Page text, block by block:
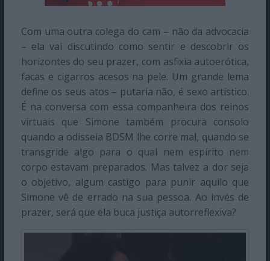
Com uma outra colega do cam – não da advocacia
– ela vai discutindo como sentir e descobrir os
horizontes do seu prazer, com asfixia autoerótica,
facas e cigarros acesos na pele. Um grande lema
define os seus atos – putaria não, é sexo artístico.
É na conversa com essa companheira dos reinos
virtuais que Simone também procura consolo
quando a odisseia BDSM lhe corre mal, quando se
transgride algo para o qual nem espírito nem
corpo estavam preparados. Mas talvez a dor seja
o objetivo, algum castigo para punir aquilo que
Simone vê de errado na sua pessoa. Ao invés de
prazer, será que ela buca justiça autorreflexiva?